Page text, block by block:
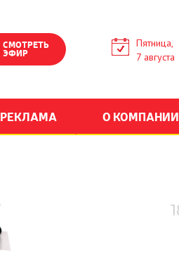
СМОТРЕТЬ
ЭФИР
Пятница,
7 августа
РЕКЛАМА О КОМПАНИИ